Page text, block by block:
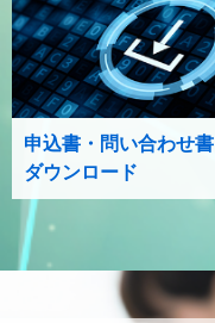
申込書・問い合わせ書
ダウンロード